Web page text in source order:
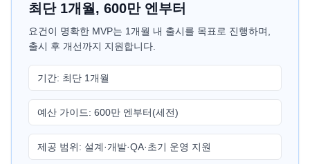
최단 1개월, 600만 엔부터
요건이 명확한 MVP는 1개월 내 출시를 목표로 진행하며,
출시 후 개선까지 지원합니다.
기간: 최단 1개월
예산 가이드: 600만 엔부터(세전)
제공 범위: 설계·개발·QA·초기 운영 지원